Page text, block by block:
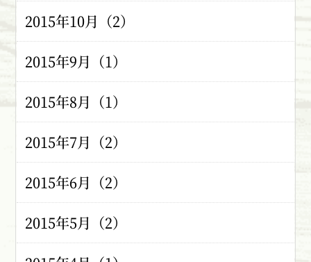
2015年10月（2）
2015年9月（1）
2015年8月（1）
2015年7月（2）
2015年6月（2）
2015年5月（2）